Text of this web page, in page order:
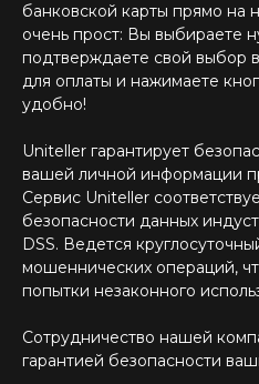
банковской карты прямо на
очень прост: Вы выбираете
подтверждаете свой выбор
для оплаты и нажимаете
удобно!
Uniteller гарантирует
вашей личной информации
Сервис Uniteller
безопасности данных
DSS. Ведется
мошеннических операций,
попытки незаконного
Сотрудничество нашей
гарантией безопасности